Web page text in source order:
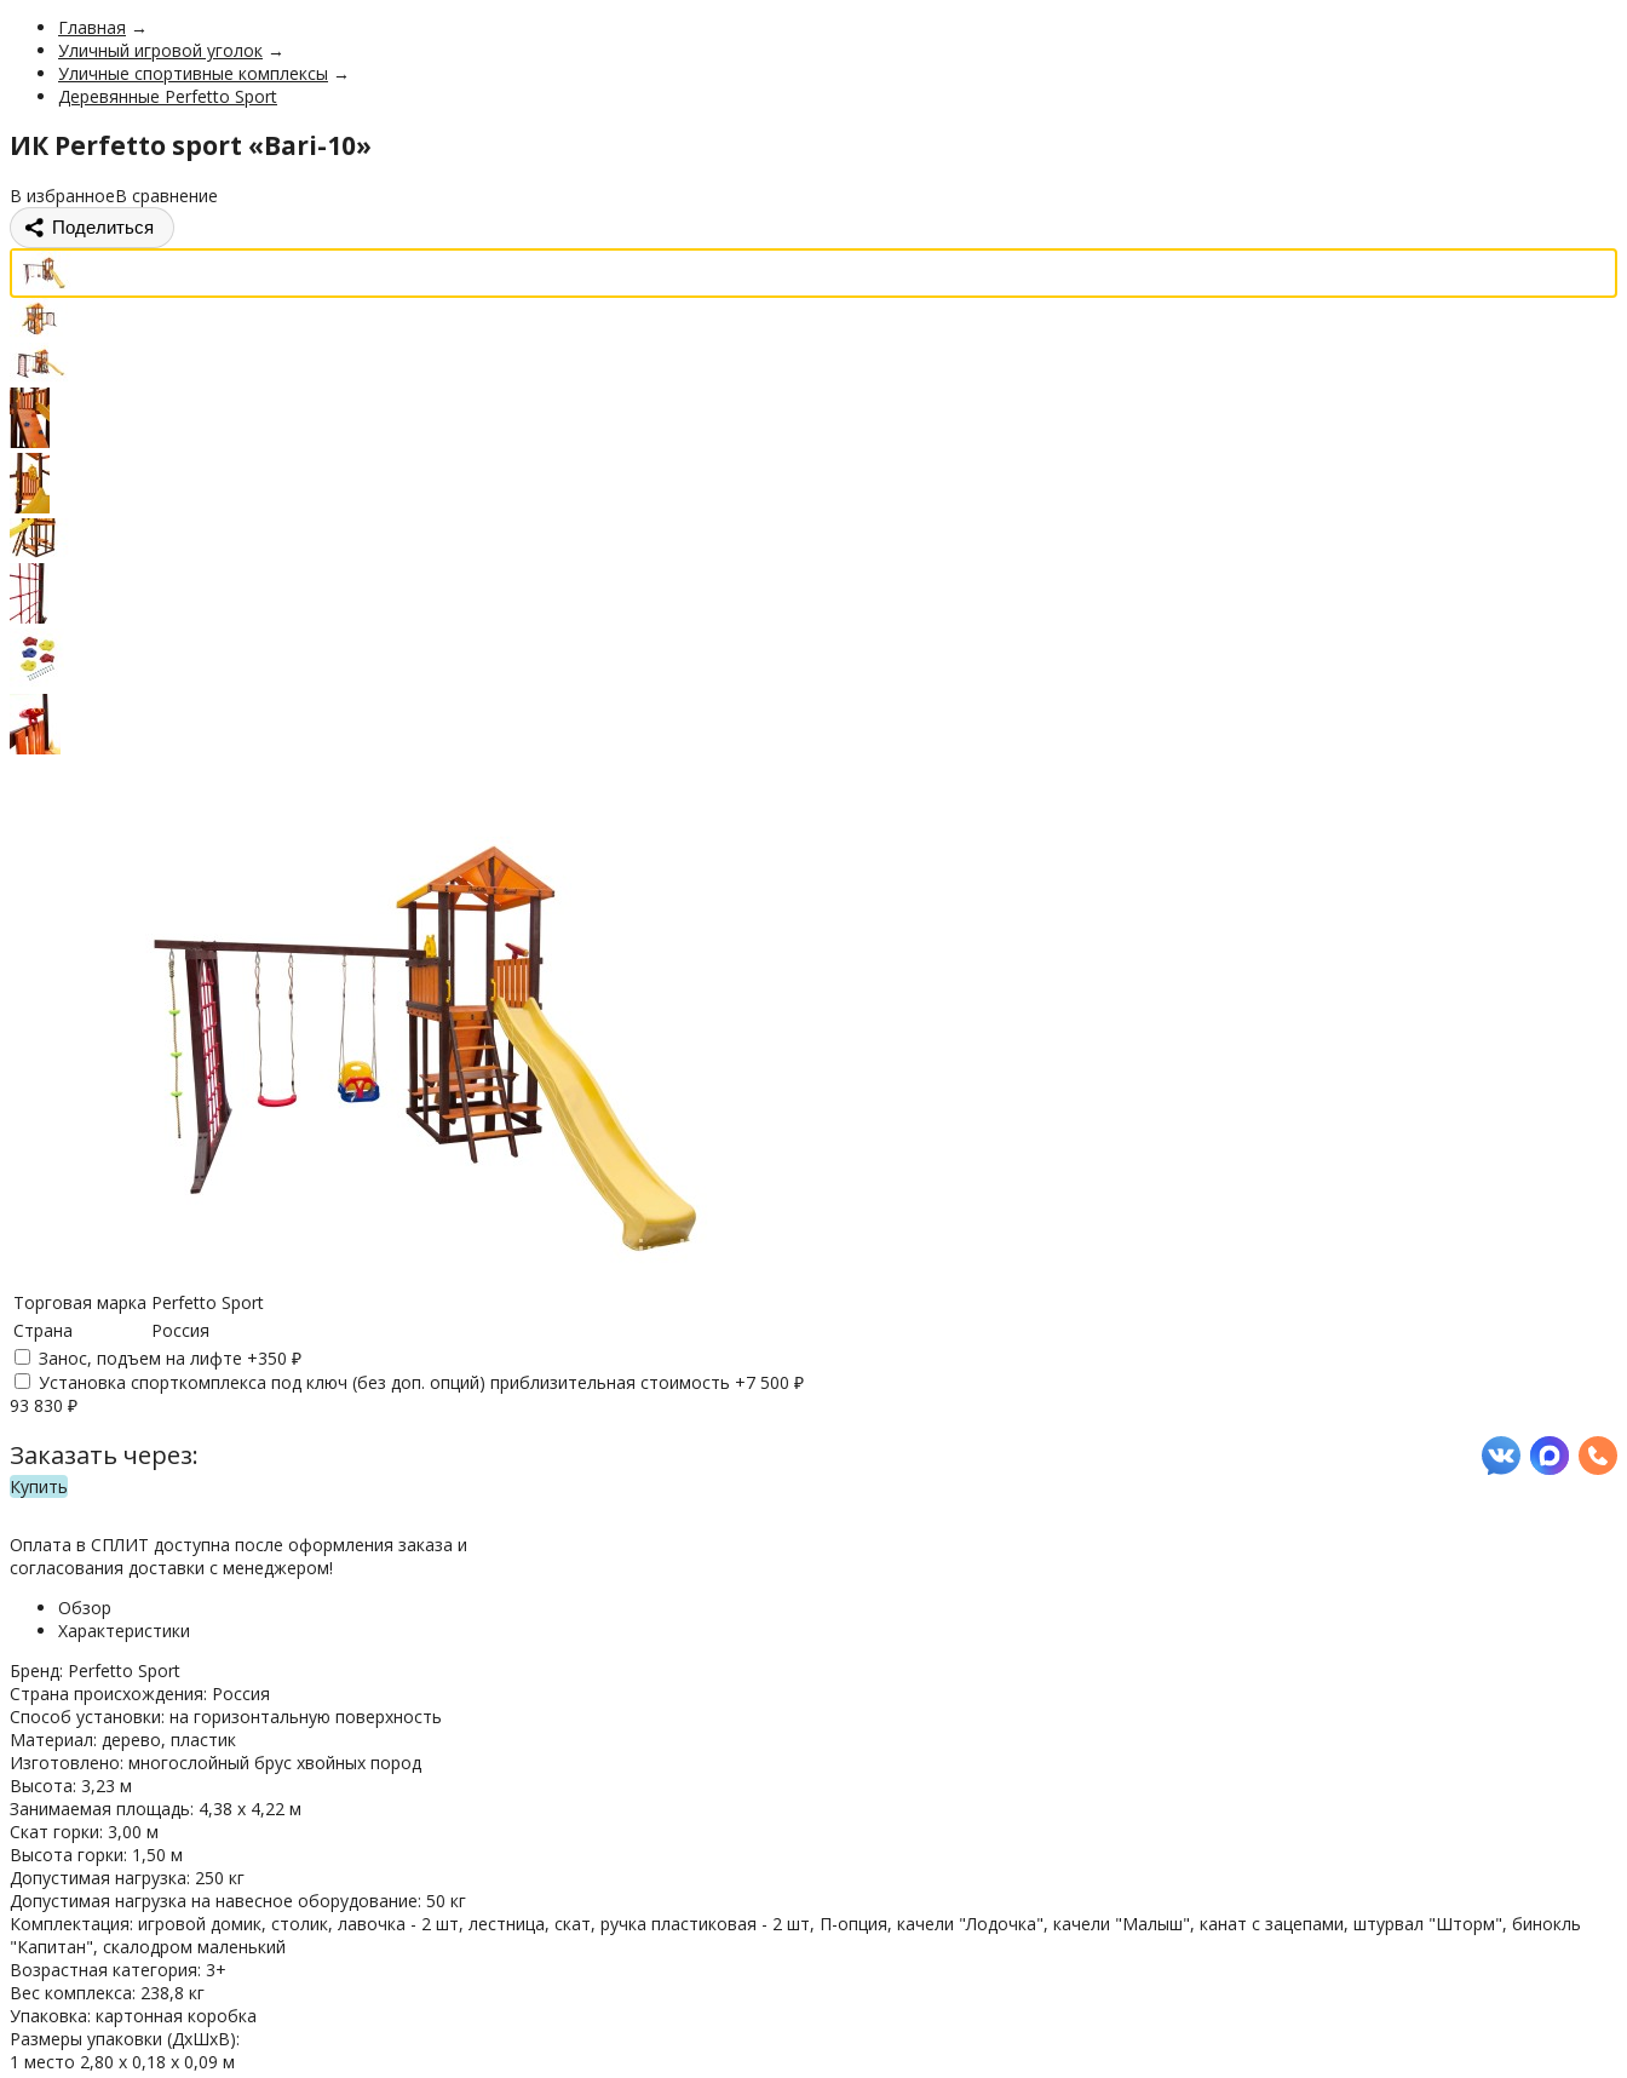
Главная →
Уличный игровой уголок →
Уличные спортивные комплексы →
Деревянные Perfetto Sport
ИК Perfetto sport «Bari-10»
В избранноеВ сравнение
Поделиться
Торговая марка Perfetto Sport
Страна
Россия
Занос, подъем на лифте +350 ₽
Установка спорткомплекса под ключ (без доп. опций) приблизительная стоимость +7 500 ₽
93 830 ₽
Заказать через:
Купить
Оплата в СПЛИТ доступна после оформления заказа и
согласования доставки с менеджером!
Обзор
Характеристики
Бренд: Perfetto Sport
Страна происхождения: Россия
Способ установки: на горизонтальную поверхность
Материал: дерево, пластик
Изготовлено: многослойный брус хвойных пород
Высота: 3,23 м
Занимаемая площадь: 4,38 х 4,22 м
Скат горки: 3,00 м
Высота горки: 1,50 м
Допустимая нагрузка: 250 кг
Допустимая нагрузка на навесное оборудование: 50 кг
Комплектация: игровой домик, столик, лавочка - 2 шт, лестница, скат, ручка пластиковая - 2 шт, П-опция, качели "Лодочка", качели "Малыш", канат с зацепами, штурвал "Шторм", бинокль
"Капитан", скалодром маленький
Возрастная категория: 3+
Вес комплекса: 238,8 кг
Упаковка: картонная коробка
Размеры упаковки (ДхШхВ):
1 место 2,80 х 0,18 х 0,09 м